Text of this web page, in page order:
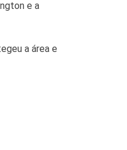
e a
a área e